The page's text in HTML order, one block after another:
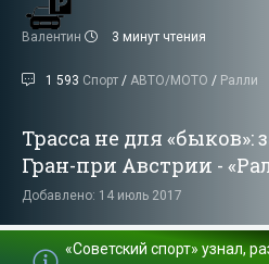
Валентин 3 минут чтения
1 593 Спорт / АВТО/МОТО / Ралли
Трасса не для
Гран-при Австрии -
Добавлено: 14 июль 2017
«Советский спорт» узнал,